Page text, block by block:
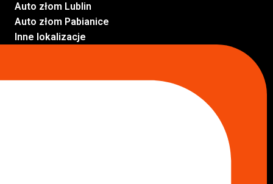
Auto złom Lublin
Auto złom Pabianice
Inne lokalizacje
Skup aut Legionowo